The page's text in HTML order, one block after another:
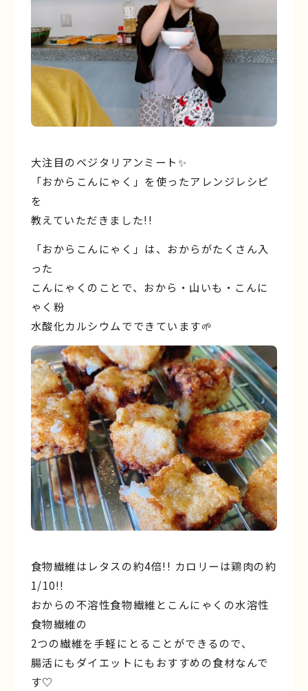
大注目のベジタリアンミート✨
「おからこんにゃく」を使ったアレンジレシピ
を
教えていただきました!!
「おからこんにゃく」は、おからがたくさん入
った
こんにゃくのことで、おから・山いも・こんに
ゃく粉
水酸化カルシウムでできています🌱
食物繊維はレタスの約4倍!! カロリーは鶏肉の約
1/10!!
おからの不溶性食物繊維とこんにゃくの水溶性
食物繊維の
2つの繊維を手軽にとることができるので、
腸活にもダイエットにもおすすめの食材なんで
す♡